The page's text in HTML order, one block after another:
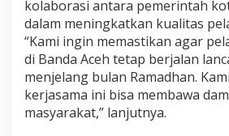
kolaborasi antara pemerintah
dalam meningkatkan kualitas
“Kami ingin memastikan agar
di Banda Aceh tetap berjalan
menjelang bulan Ramadhan.
kerjasama ini bisa membawa
masyarakat,” lanjutnya.